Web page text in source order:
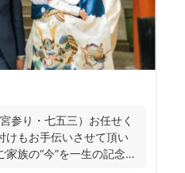
参り・七五三）お任せく
けもお手伝いさせて頂い
族の“今”を一生の記念